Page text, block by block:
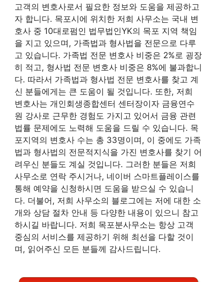
고객의 변호사로서 필요한 정보와 도움을 제공하고
자 합니다. 목포시에 위치한 저희 사무소는 국내 변
호사 중 10대로펌인 법무법인YK의 목포 지역 책임
을 지고 있으며, 가족법과 형사법을 전문으로 다루
고 있습니다. 가족법 전문 변호사 비중은 2%로 굉장
히 적고, 형사법 전문 변호사 비중은 8%에 불과합니
다. 따라서 가족법과 형사법 전문 변호사를 찾고 계
신 분들에게는 큰 도움이 될 것입니다. 또한, 저희
변호사는 개인회생종합센터 센터장이자 금융연수
원 강사로 근무한 경험도 가지고 있어서 금융 관련
법률 문제에도 노력해 도움을 드릴 수 있습니다. 목
포지역의 변호사 수는 총 33명이며, 이 중에도 가족
법과 형사법의 전문적지식을 가진 변호사를 찾기 어
려우신 분들도 계실 것입니다. 그러한 분들은 저희
사무소로 연락 주시거나, 네이버 스마트플레이스를
통해 예약을 신청하시면 도움을 받으실 수 있습니
다. 더불어, 저희 사무소의 블로그에는 저에 대한 소
개와 상담 절차 안내 등 다양한 내용이 있으니 참고
하시길 바랍니다. 저희 목포분사무소는 항상 고객
중심의 서비스를 제공하기 위해 최선을 다할 것이
며, 읽어주신 모든 분들께 감사드립니다.